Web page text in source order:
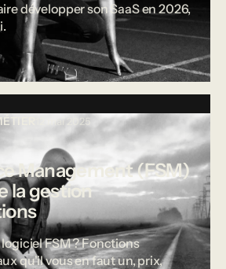
développer son SaaS en 2026,
12 mai 2025
Management (FSM)
la gestion
FSM ? Fonctions
qu'il vous en faut un, prix,